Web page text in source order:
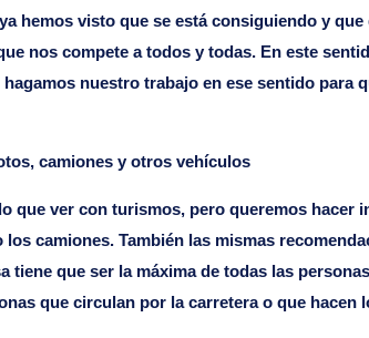
hemos visto que se está consiguiendo y
nos compete a todos y todas. En este
nuestro trabajo en ese sentido para
camiones y otros vehículos
que ver con turismos, pero queremos
camiones. También las mismas
que ser la máxima de todas las
que circulan por la carretera o que hacen